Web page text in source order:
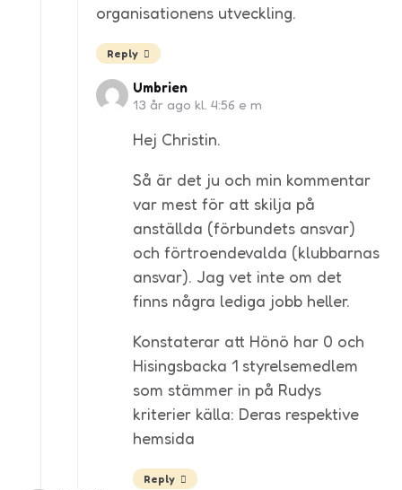
organisationens utveckling.
Reply
Umbrien
13 år ago kl. 4:56 e m
Hej Christin.
Så är det ju och min kommentar
var mest för att skilja på
anställda (förbundets ansvar)
och förtroendevalda (klubbarnas
ansvar). Jag vet inte om det
finns några lediga jobb heller.
Konstaterar att Hönö har 0 och
Hisingsbacka 1 styrelsemedlem
som stämmer in på Rudys
kriterier källa: Deras respektive
hemsida
Reply